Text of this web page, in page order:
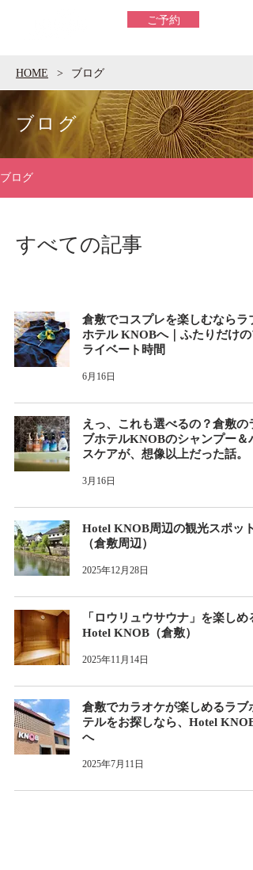
ご予約
HOME > ​ブログ
​ブログ
ブログ
すべての記事
倉敷でコスプレを楽しむならラ
ホテル KNOBへ｜ふたりだけの
ライベート時間
6月16日
えっ、これも選べるの？倉敷の
ブホテルKNOBのシャンプー＆
スケアが、想像以上だった話。
3月16日
Hotel KNOB周辺の観光スポット
（倉敷周辺）
2025年12月28日
「ロウリュウサウナ」を楽しめ
Hotel KNOB（倉敷）
2025年11月14日
倉敷でカラオケが楽しめるラブ
テルをお探しなら、Hotel KNOB
へ
2025年7月11日